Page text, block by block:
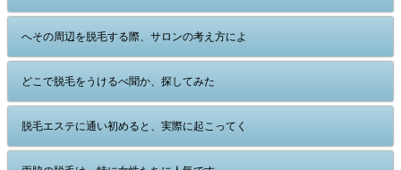
へその周辺を脱毛する際、サロンの考え方によ
どこで脱毛をうけるべ聞か、探してみた
脱毛エステに通い初めると、実際に起こってく